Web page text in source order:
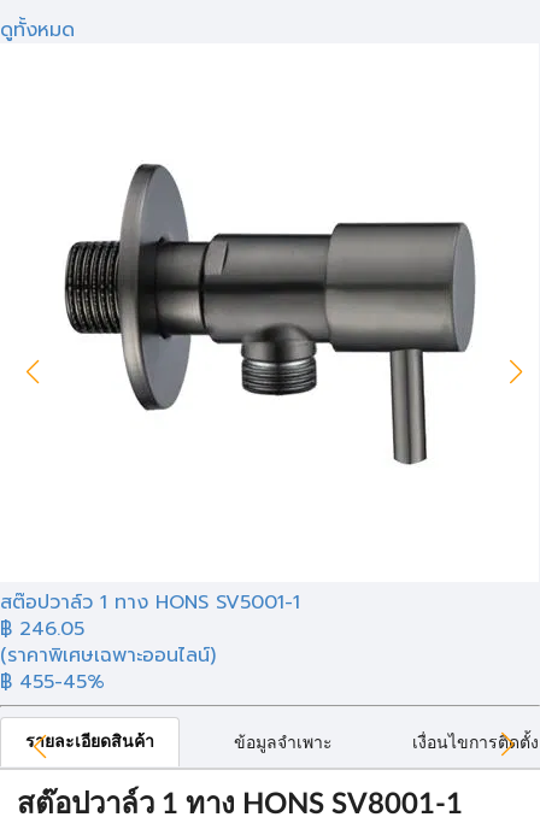
ดูทั้งหมด
สต๊อปวาล์ว 1 ทาง HONS SV5001-1
฿ 246.05
(ราคาพิเศษเฉพาะออนไลน์)
฿ 455-45%
รายละเอียดสินค้า ข้อมูลจำเพาะ เงื่อนไขการติดตั้ง
สต๊อปวาล์ว 1 ทาง HONS SV8001-1